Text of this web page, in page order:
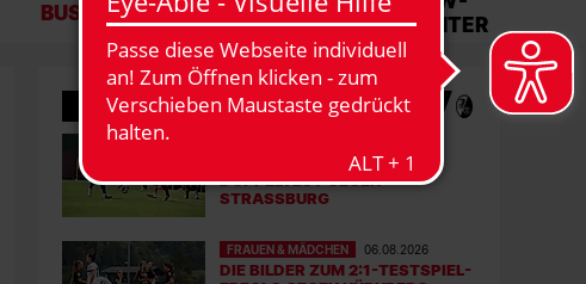
BUSINESS STADION MATCHCENTER
WEITERE GALERIEN
IMPRESSIONEN VOM
DOPPELTEST GEGEN
STRASSBURG
FRAUEN & MÄDCHEN 06.08.2026
DIE BILDER ZUM 2:1-TESTSPIEL-